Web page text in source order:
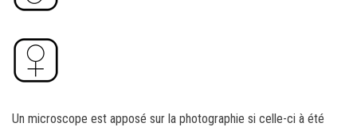
Un microscope est apposé sur la photographie si celle-ci à été